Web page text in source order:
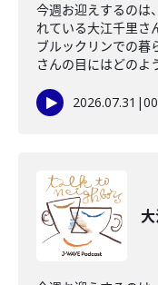
今週お迎えするのは
れている大江千里さ
ブルックリンでの暮
さんの目にはどのよ
2026.07.31 |